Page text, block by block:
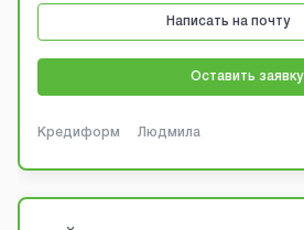
Написать на почту
Оставить заявку
Кредиформ Людмила